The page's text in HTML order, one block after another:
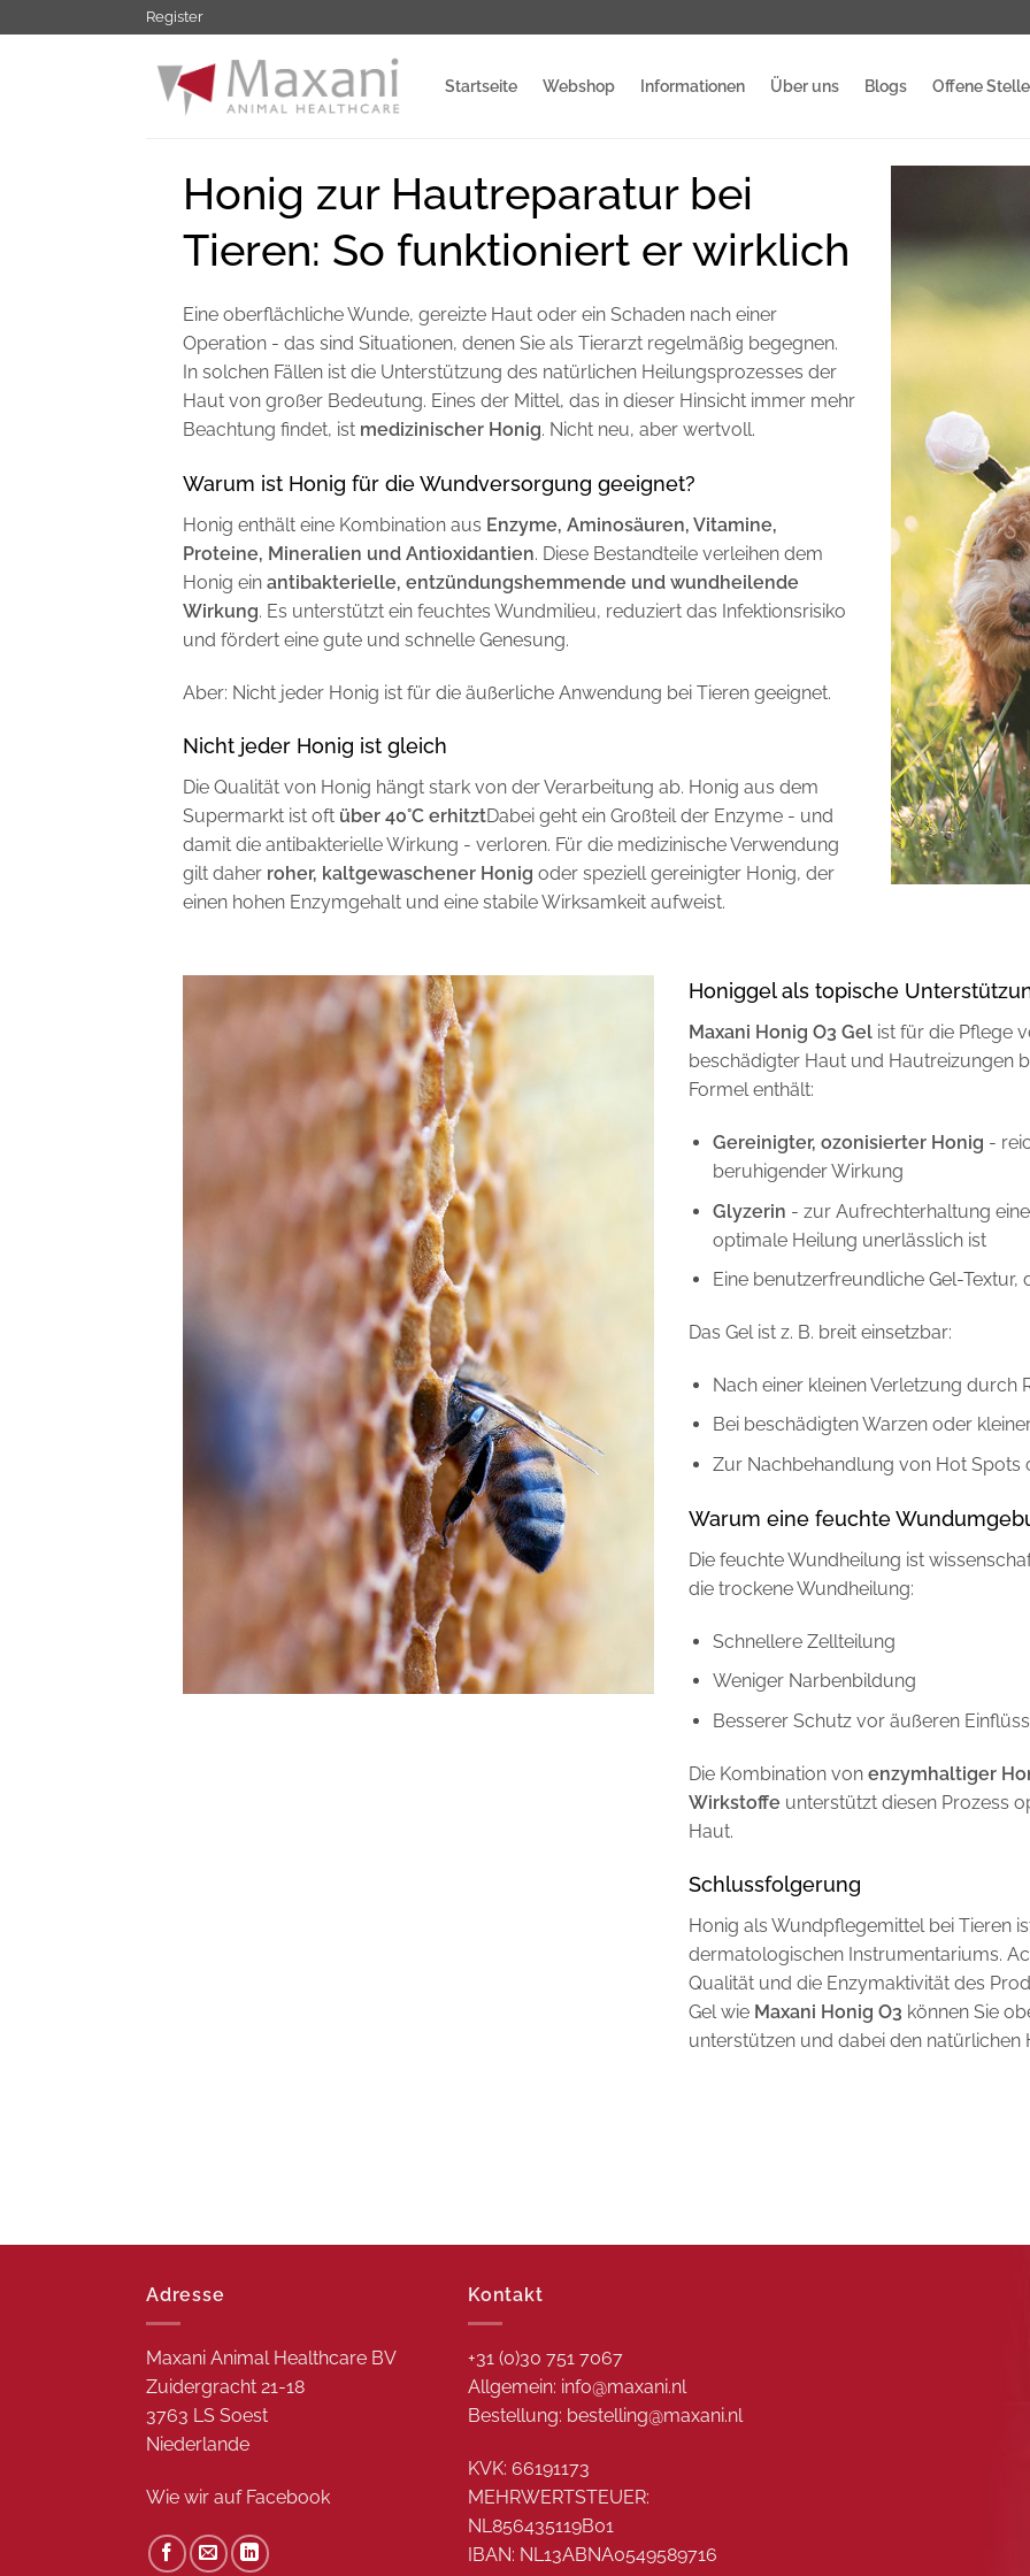
Inhalt
Register
Startseite Webshop Informationen Über uns Blogs Offene
Honig zur Hautreparatur bei
Tieren: So funktioniert er wirklich
Eine oberflächliche Wunde, gereizte Haut oder ein Schaden nach einer
Operation - das sind Situationen, denen Sie als Tierarzt regelmäßig begegnen.
In solchen Fällen ist die Unterstützung des natürlichen Heilungsprozesses der
Haut von großer Bedeutung. Eines der Mittel, das in dieser Hinsicht immer mehr
Beachtung findet, ist medizinischer Honig. Nicht neu, aber wertvoll.
Warum ist Honig für die Wundversorgung geeignet?
Honig enthält eine Kombination aus Enzyme, Aminosäuren, Vitamine,
Proteine, Mineralien und Antioxidantien. Diese Bestandteile verleihen dem
Honig ein antibakterielle, entzündungshemmende und wundheilende
Wirkung. Es unterstützt ein feuchtes Wundmilieu, reduziert das Infektionsrisiko
und fördert eine gute und schnelle Genesung.
Aber: Nicht jeder Honig ist für die äußerliche Anwendung bei Tieren geeignet.
Nicht jeder Honig ist gleich
Die Qualität von Honig hängt stark von der Verarbeitung ab. Honig aus dem
Supermarkt ist oft über 40°C erhitztDabei geht ein Großteil der Enzyme - und
damit die antibakterielle Wirkung - verloren. Für die medizinische Verwendung
gilt daher roher, kaltgewaschener Honig oder speziell gereinigter Honig, der
einen hohen Enzymgehalt und eine stabile Wirksamkeit aufweist.
Honiggel als topische
Maxani Honig O3 Gelist für die Pflege
beschädigter Haut und Hautreizungen
Formel enthält:
Gereinigter, ozonisierter Honig -
beruhigender Wirkung
Glyzerin - zur Aufrechterhaltung
optimale Heilung unerlässlich ist
Eine benutzerfreundliche Gel-Textur,
Das Gel ist z. B. breit einsetzbar:
Nach einer kleinen Verletzung durch
Bei beschädigten Warzen oder
Zur Nachbehandlung von Hot Spots
Warum eine feuchte
Die feuchte Wundheilung ist
die trockene Wundheilung:
Schnellere Zellteilung
Weniger Narbenbildung
Besserer Schutz vor äußeren
Die Kombination von enzymhaltiger
Wirkstoffe unterstützt diesen Prozess
Haut.
Schlussfolgerung
Honig als Wundpflegemittel bei Tieren
dermatologischen Instrumentariums.
Qualität und die Enzymaktivität des
Gel wie Maxani Honig O3 können Sie
unterstützen und dabei den
Adresse
Maxani Animal Healthcare BV
Zuidergracht 21-18
3763 LS Soest
Niederlande
Wie wir auf Facebook
Kontakt
+31 (0)30 751 7067
Allgemein: info@maxani.nl
Bestellung: bestelling@maxani.nl
KVK: 66191173
MEHRWERTSTEUER:
NL856435119B01
IBAN: NL13ABNA0549589716